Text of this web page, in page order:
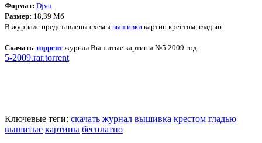
Формат: Djvu
Размер: 18,39 Мб
В журнале представлены схемы вышивки картин крестом, гладью
Скачатьторрентжурнал Вышитые картины №5 2009 год:
5-2009.rar.torrent
Ключевые теги: скачать журнал вышивка крестом гладью
вышитые картины бесплатно